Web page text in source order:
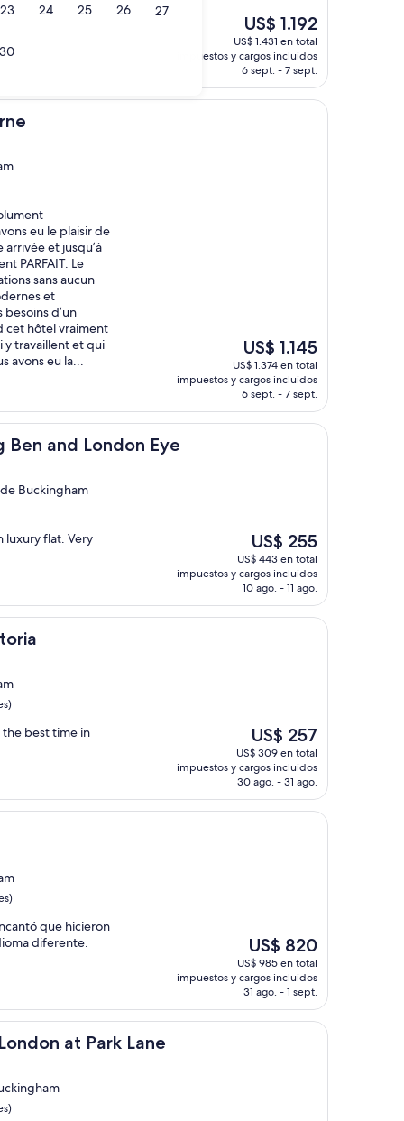
23 24 25 26 27
30
El
precio
actual
es
de
US$ 1.192
US$ 1.192
US$ 1.431 en total
impuestos y cargos incluidos
6 sept. - 7 sept.
eu le plaisir de
et jusqu’à
PARFAIT. Le
sans aucun
et
d’un
cet hôtel vraiment
y travaillent et qui
avons eu la...
El
precio
actual
es
de
US$ 1.145
US$ 1.145
US$ 1.374 en total
impuestos y cargos incluidos
6 sept. - 7 sept.
Ben and London Eye
Eye
Buckingham
luxury flat. Very
El
precio
actual
es
de
US$ 255
US$ 255
US$ 443 en total
impuestos y cargos incluidos
10 ago. - 11 ago.
best time in
El
precio
actual
es
de
US$ 257
US$ 257
US$ 309 en total
impuestos y cargos incluidos
30 ago. - 31 ago.
que hicieron
diferente.
El
precio
actual
es
de
US$ 820
US$ 820
US$ 985 en total
impuestos y cargos incluidos
31 ago. - 1 sept.
at Park Lane
Park Lane